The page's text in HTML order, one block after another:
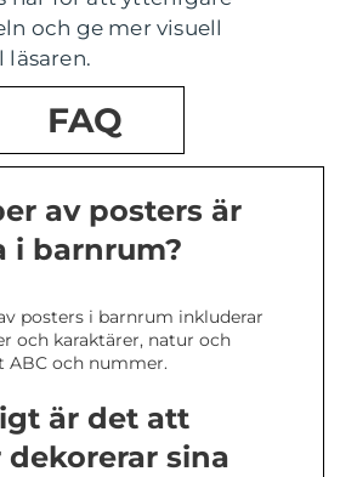
och ge mer visuell
FAQ
av posters är
i barnrum?
posters i barnrum inkluderar
och karaktärer, natur och
och nummer.
är det att
sina